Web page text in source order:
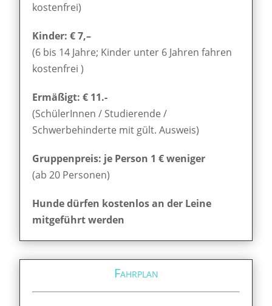
kostenfrei)
Kinder: € 7,–
(6 bis 14 Jahre; Kinder unter 6 Jahren fahren
kostenfrei )
Ermäßigt: € 11.-
(SchülerInnen / Studierende /
Schwerbehinderte mit gült. Ausweis)
Gruppenpreis: je Person 1 € weniger
(ab 20 Personen)
Hunde dürfen kostenlos an der Leine
mitgeführt werden
Fahrplan